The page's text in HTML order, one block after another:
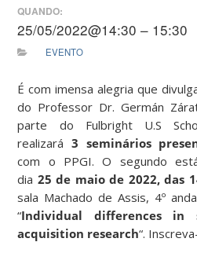
QUANDO:
25/05/2022@14:30 – 15:30
EVENTO
É com imensa alegria que
do Professor Dr. Germán
parte do Fulbright U.S
realizará 3 seminários
com o PPGI. O segundo
dia 25 de maio de 2022, das
sala Machado de Assis, 4º
“Individual differences in
acquisition research“.